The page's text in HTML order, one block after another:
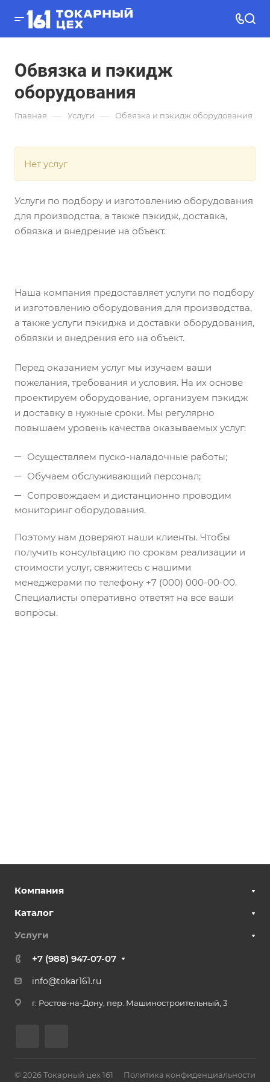
Обвязка и пэкидж
оборудования
Главная — Услуги — Обвязка и пэкидж оборудования
Нет услуг
Услуги по подбору и изготовлению оборудования
для производства, а также пэкидж, доставка,
обвязка и внедрение на объект.
Наша компания предоставляет услуги по подбору
и изготовлению оборудования для производства,
а также услуги пэкиджа и доставки оборудования,
обвязки и внедрения его на объект.
Перед оказанием услуг мы изучаем ваши
пожелания, требования и условия. На их основе
проектируем оборудование, организуем пэкидж
и доставку в нужные сроки. Мы регулярно
повышаем уровень качества оказываемых услуг:
Осуществляем пуско-наладочные работы;
Обучаем обслуживающий персонал;
Сопровождаем и дистанционно проводим
мониторинг оборудования.
Поэтому нам доверяют наши клиенты. Чтобы
получить консультацию по срокам реализации и
стоимости услуг, свяжитесь с нашими
менеджерами по телефону +7 (000) 000-00-00.
Специалисты оперативно ответят на все ваши
вопросы.
Компания
Каталог
Услуги
+7 (988) 947-07-07
info@tokar161.ru
г. Ростов-на-Дону, пер. Машиностроительный, 3
© 2026 Токарный цех 161 Политика конфиденциальности